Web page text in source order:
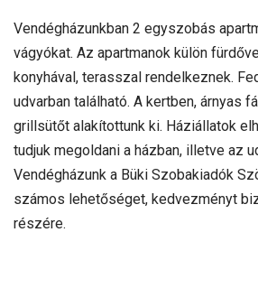
Vendégházunkban 2 egyszobás
vágyókat. Az apartmanok külön
konyhával, terasszal rendelkeznek.
udvarban található. A kertben, árnyas
grillsütőt alakítottunk ki. Háziállatok
tudjuk megoldani a házban, illetve az
Vendégházunk a Büki Szobakiadók
számos lehetőséget, kedvezményt
részére.